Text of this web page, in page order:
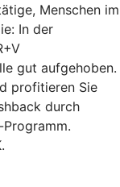
Menschen im
In der
gut aufgehoben.
profitieren Sie
durch
.